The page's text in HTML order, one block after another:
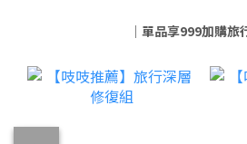
｜單品享999加購旅